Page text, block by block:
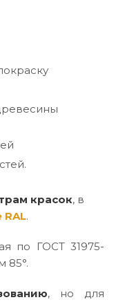
красок, в
RAL.
по ГОСТ 31975-
85°.
, но для